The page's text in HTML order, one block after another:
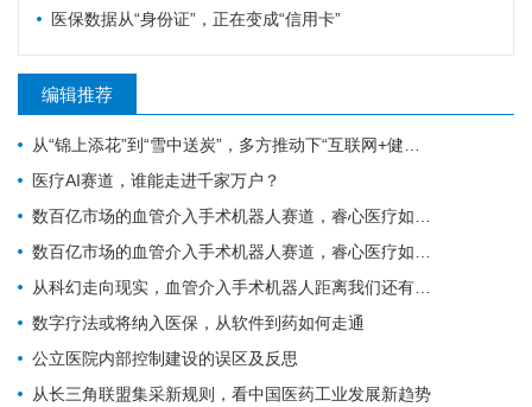
医保数据从“身份证”，正在变成“信用卡”
编辑推荐
从“锦上添花”到“雪中送炭”，多方推动下“互联网+健康医疗”的春天要来了吗？
医疗AI赛道，谁能走进千家万户？
数百亿市场的血管介入手术机器人赛道，睿心医疗如何构筑起壁垒？
数百亿市场的血管介入手术机器人赛道，睿心医疗如何构筑起壁垒？
从科幻走向现实，血管介入手术机器人距离我们还有多远？
数字疗法或将纳入医保，从软件到药如何走通
公立医院内部控制建设的误区及反思
从长三角联盟集采新规则，看中国医药工业发展新趋势